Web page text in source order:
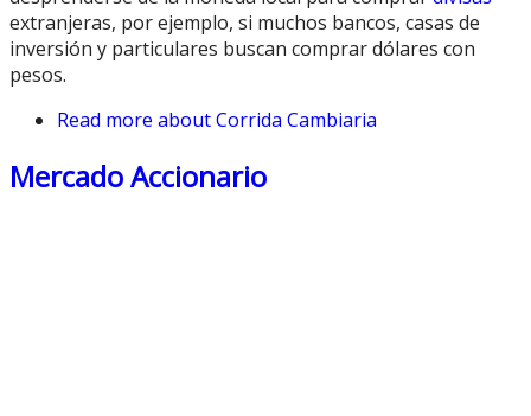
extranjeras, por ejemplo, si muchos bancos, casas de
inversión y particulares buscan comprar dólares con
pesos.
Read more about Corrida Cambiaria
Mercado Accionario